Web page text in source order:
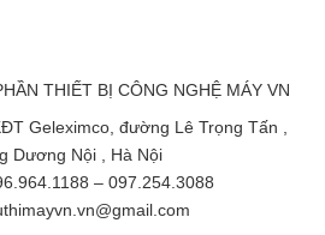
THIẾT BỊ CÔNG NGHỆ MÁY VN
Geleximco, đường Lê Trọng Tấn ,
Dương Nội , Hà Nội
– 097.254.3088